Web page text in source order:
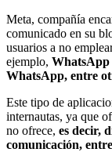
Meta, compañía
comunicado en su
usuarios a no
ejemplo, WhatsApp
WhatsApp, entre
Este tipo de
internautas, ya que
no ofrece, es decir,
comunicación,